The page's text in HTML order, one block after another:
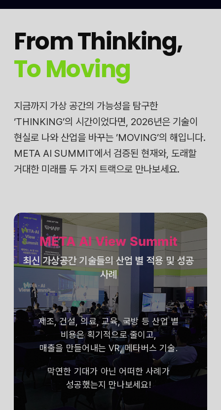
From Thinking,
To Moving
지금까지 가상 공간의 가능성을 탐구한
‘THINKING’의 시간이었다면, 2026년은 기술이
현실로 나와 산업을 바꾸는 ’MOVING’의 해입니다.
META AI SUMMIT에서 검증된 현재와, 도래할
거대한 미래를 두 가지 트랙으로 만나보세요.
META AI View Summit
최신 가상공간 기술들의 산업 별 적용 및 성공
사례
제조, 건설, 의료, 교육, 국방 등 산업 별
비용은 획기적으로 줄이고,
매출을 만들어내는 VR, 메타버스 기술.
막연한 기대가 아닌 어떠한 사례가
성공했는지 만나보세요!